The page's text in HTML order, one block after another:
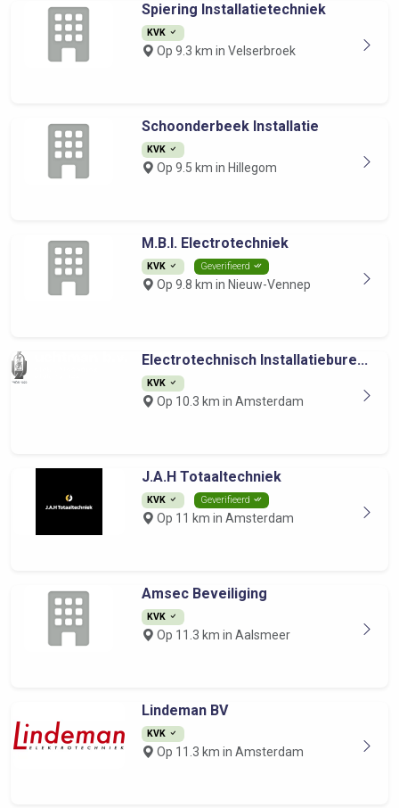
Spiering Installatietechniek
KVK
Op 9.3 km in Velserbroek
Schoonderbeek Installatie
KVK
Op 9.5 km in Hillegom
M.B.I. Electrotechniek
KVK Geverifieerd
Op 9.8 km in Nieuw-Vennep
Electrotechnisch Installatiebure...
KVK
Op 10.3 km in Amsterdam
J.A.H Totaaltechniek
KVK Geverifieerd
Op 11 km in Amsterdam
Amsec Beveiliging
KVK
Op 11.3 km in Aalsmeer
Lindeman BV
KVK
Op 11.3 km in Amsterdam